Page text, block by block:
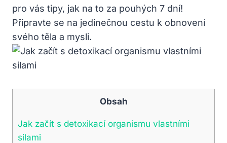
pro vás tipy, jak na to za pouhých 7 dní!
Připravte se na jedinečnou cestu k obnovení
svého těla a mysli.
Obsah
Jak začít s detoxikací organismu vlastními
silami